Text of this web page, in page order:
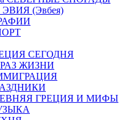
ЭВИЯ (Эвбея)
СЕГОДНЯ
ЖИЗНИ
ГРЕЦИЯ И МИФЫ